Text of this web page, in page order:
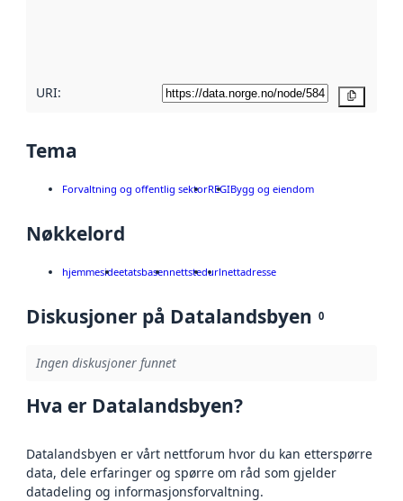
URI:
Tema
Forvaltning og offentlig sektorREGIBygg og eiendom
Nøkkelord
hjemmesideetatsbasennettstedurlnettadresse
Diskusjoner på Datalandsbyen 0
Ingen diskusjoner funnet
Hva er Datalandsbyen?
Datalandsbyen er vårt nettforum hvor du kan etterspørre
data, dele erfaringer og spørre om råd som gjelder
datadeling og informasjonsforvaltning.